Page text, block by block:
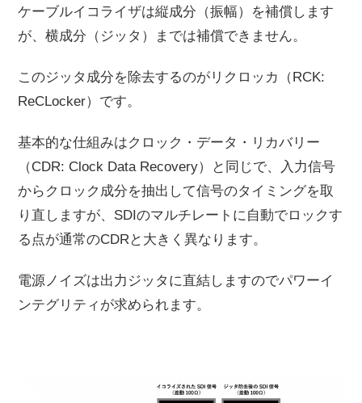
ケーブルイコライザは縦成分（振幅）を補償します
が、横成分（ジッタ）までは補償できません。
このジッタ成分を除去するのがリクロッカ（RCK:
ReCLocker）です。
基本的な仕組みはクロック・データ・リカバリー
（CDR: Clock Data Recovery）と同じで、入力信号
からクロック成分を抽出して信号のタイミングを取
り直しますが、SDIのマルチレートに自動でロックす
る点が通常のCDRと大きく異なります。
電源ノイズは出力ジッタに直結しますのでパワーイ
ンテグリティが求められます。